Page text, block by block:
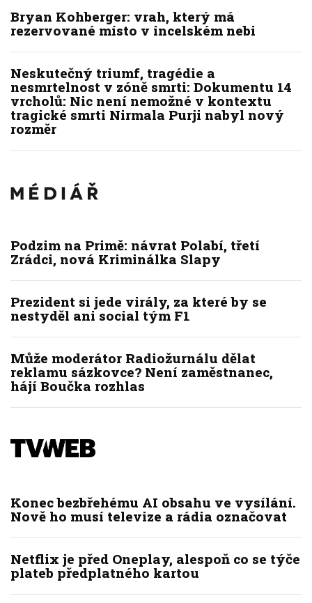
Bryan Kohberger: vrah, který má
rezervované místo v incelském nebi
Neskutečný triumf, tragédie a
nesmrtelnost v zóně smrti: Dokumentu 14
vrcholů: Nic není nemožné v kontextu
tragické smrti Nirmala Purji nabyl nový
rozměr
Podzim na Primě: návrat Polabí, třetí
Zrádci, nová Kriminálka Slapy
Prezident si jede virály, za které by se
nestyděl ani social tým F1
Může moderátor Radiožurnálu dělat
reklamu sázkovce? Není zaměstnanec,
hájí Boučka rozhlas
Konec bezbřehému AI obsahu ve vysílání.
Nově ho musí televize a rádia označovat
Netflix je před Oneplay, alespoň co se týče
plateb předplatného kartou